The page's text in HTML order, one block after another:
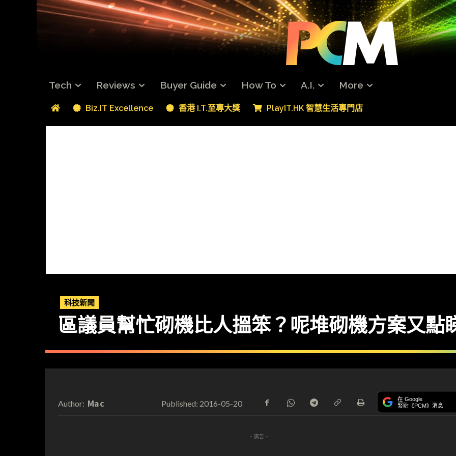
Tech Reviews Buyer Guide How To A.I. More
Biz.IT Excellence 香港 I.T.至專大獎 PlayIT.HK 智慧生活專門店
科技新聞
區議員幫忙砌機比人搵笨？呢堆砌機方案又點
Author: Mac Published: 2016-05-20 在 Google
緊貼《PCM》消息
- 廣告 -